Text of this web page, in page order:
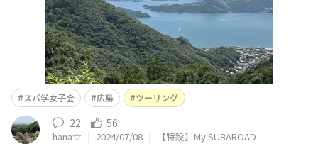
スバ学女子会 広島 ツーリング
22 56
hana☆ | 2024/07/08 | 【特設】My SUBAROAD